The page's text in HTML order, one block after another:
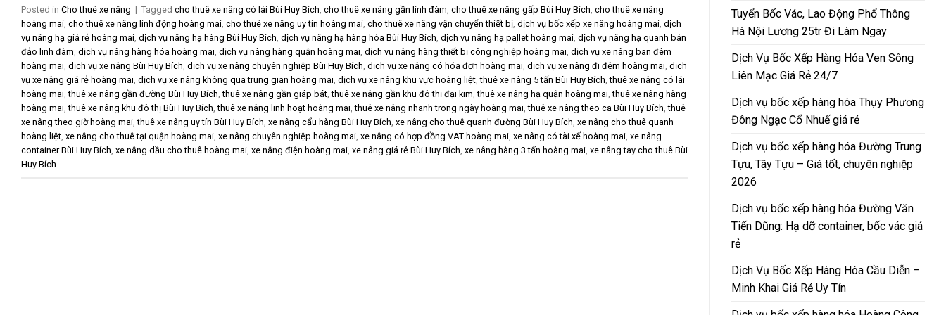
Posted in Cho thuê xe nâng | Tagged cho thuê xe nâng có lái Bùi Huy Bích, cho thuê xe nâng gần linh đàm, cho thuê xe nâng gấp Bùi Huy Bích, cho thuê xe nâng
hoàng mai, cho thuê xe nâng linh động hoàng mai, cho thuê xe nâng uy tín hoàng mai, cho thuê xe nâng vận chuyển thiết bị, dịch vụ bốc xếp xe nâng hoàng mai, dịch
vụ nâng hạ giá rẻ hoàng mai, dịch vụ nâng hạ hàng Bùi Huy Bích, dịch vụ nâng hạ hàng hóa Bùi Huy Bích, dịch vụ nâng hạ pallet hoàng mai, dịch vụ nâng hạ quanh bán
đảo linh đàm, dịch vụ nâng hàng hóa hoàng mai, dịch vụ nâng hàng quận hoàng mai, dịch vụ nâng hàng thiết bị công nghiệp hoàng mai, dịch vụ xe nâng ban đêm
hoàng mai, dịch vụ xe nâng Bùi Huy Bích, dịch vụ xe nâng chuyên nghiệp Bùi Huy Bích, dịch vụ xe nâng có hóa đơn hoàng mai, dịch vụ xe nâng đi đêm hoàng mai, dịch
vụ xe nâng giá rẻ hoàng mai, dịch vụ xe nâng không qua trung gian hoàng mai, dịch vụ xe nâng khu vực hoàng liệt,thuê xe nâng 5 tấn Bùi Huy Bích,thuê xe nâng có lái
hoàng mai,thuê xe nâng gần đường Bùi Huy Bích,thuê xe nâng gần giáp bát,thuê xe nâng gần khu đô thị đại kim,thuê xe nâng hạ quận hoàng mai,thuê xe nâng hàng
hoàng mai,thuê xe nâng khu đô thị Bùi Huy Bích,thuê xe nâng linh hoạt hoàng mai,thuê xe nâng nhanh trong ngày hoàng mai,thuê xe nâng theo ca Bùi Huy Bích,thuê
xe nâng theo giờ hoàng mai,thuê xe nâng uy tín Bùi Huy Bích, xe nâng cẩu hàng Bùi Huy Bích, xe nâng cho thuê quanh đường Bùi Huy Bích, xe nâng cho thuê quanh
hoàng liệt, xe nâng cho thuê tại quận hoàng mai, xe nâng chuyên nghiệp hoàng mai, xe nâng có hợp đồng VAT hoàng mai, xe nâng có tài xế hoàng mai, xe nâng
container Bùi Huy Bích, xe nâng dầu cho thuê hoàng mai, xe nâng điện hoàng mai, xe nâng giá rẻ Bùi Huy Bích, xe nâng hàng 3 tấn hoàng mai, xe nâng tay cho thuê Bùi
Huy Bích
Tuyển Bốc Vác, Lao Động Phổ Thông
Hà Nội Lương 25tr Đi Làm Ngay
Dịch Vụ Bốc Xếp Hàng Hóa Ven Sông
Liên Mạc Giá Rẻ 24/7
Dịch vụ bốc xếp hàng hóa Thụy Phương
Đông Ngạc Cổ Nhuế giá rẻ
Dịch vụ bốc xếp hàng hóa Đường Trung
Tựu, Tây Tựu – Giá tốt, chuyên nghiệp
2026
Dịch vụ bốc xếp hàng hóa Đường Văn
Tiến Dũng: Hạ dỡ container, bốc vác giá
rẻ
Dịch Vụ Bốc Xếp Hàng Hóa Cầu Diễn –
Minh Khai Giá Rẻ Uy Tín